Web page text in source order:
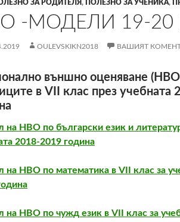
ЗА РОДИТЕЛЯ, ПОЛЕЗНО ЗА УЧЕНИКА,
-МОДЕЛИ 19-20
OULEVSKIKN2018 ВАШИЯТ
външно оценяване
в VII клас през учебната
на НВО по български език и
2018-2019 година
на НВО по математика в VII клас за
на НВО по чужд език в VII клас за